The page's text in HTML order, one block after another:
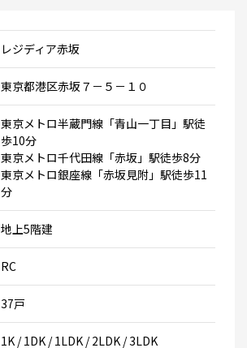
レジディア赤坂
東京都港区赤坂７－５－１０
東京メトロ半蔵門線「青山一丁目」駅徒
歩10分
東京メトロ千代田線「赤坂」駅徒歩8分
東京メトロ銀座線「赤坂見附」駅徒歩11
分
地上5階建
RC
37戸
1K / 1DK / 1LDK / 2LDK / 3LDK